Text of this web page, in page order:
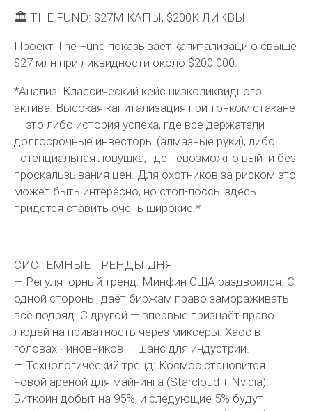
🏛 THE FUND: $27M КАПЫ, $200K ЛИКВЫ
Проект The Fund показывает капитализацию свыше
$27 млн при ликвидности около $200 000.
*Анализ: Классический кейс низколиквидного
актива. Высокая капитализация при тонком стакане
— это либо история успеха, где все держатели —
долгосрочные инвесторы (алмазные руки), либо
потенциальная ловушка, где невозможно выйти без
проскальзывания цен. Для охотников за риском это
может быть интересно, но стоп-лоссы здесь
придётся ставить очень широкие.*
—
СИСТЕМНЫЕ ТРЕНДЫ ДНЯ
— Регуляторный тренд: Минфин США раздвоился. С
одной стороны, даёт биржам право замораживать
всё подряд. С другой — впервые признаёт право
людей на приватность через миксеры. Хаос в
головах чиновников — шанс для индустрии.
— Технологический тренд: Космос становится
новой ареной для майнинга (Starcloud + Nvidia).
Биткоин добыт на 95%, и следующие 5% будут